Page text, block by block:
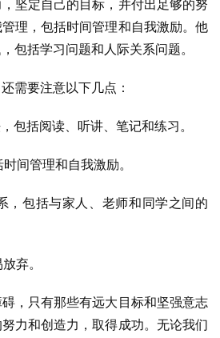
坚定自己的目标，并付出足够的努
理，包括时间管理和自我激励。他
包括学习问题和人际关系问题。
需要注意以下几点：
包括阅读、听讲、笔记和练习。
间管理和自我激励。
，包括与家人、老师和同学之间的
弃。
，只有那些有远大目标和坚强意志
力和创造力，取得成功。无论我们